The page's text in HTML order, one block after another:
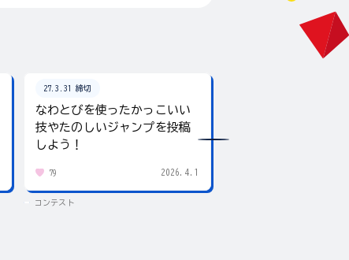
27.3.31 締切
なわとびを使ったかっこいい
技やたのしいジャンプを投稿
しよう！
79 2026.4.1
コンテスト